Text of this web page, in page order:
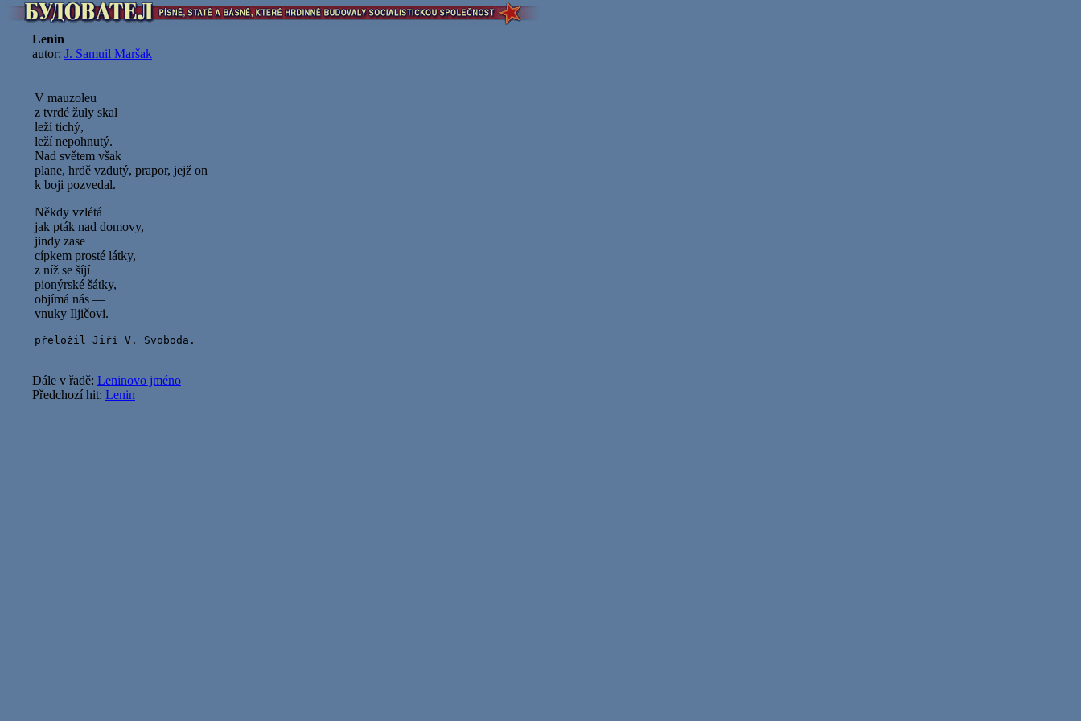
Lenin
autor: J. Samuil Maršak
V mauzoleu
z tvrdé žuly skal
leží tichý,
leží nepohnutý.
Nad světem však
plane, hrdě vzdutý, prapor, jejž on
k boji pozvedal.
Někdy vzlétá
jak pták nad domovy,
jindy zase
cípkem prosté látky,
z níž se šíjí
pionýrské šátky,
objímá nás —
vnuky Iljičovi.
Dále v řadě: Leninovo jméno
Předchozí hit: Lenin